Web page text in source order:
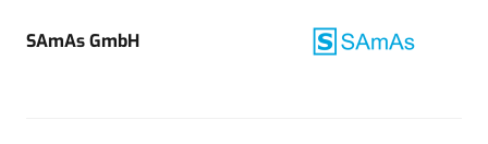
SAmAs GmbH